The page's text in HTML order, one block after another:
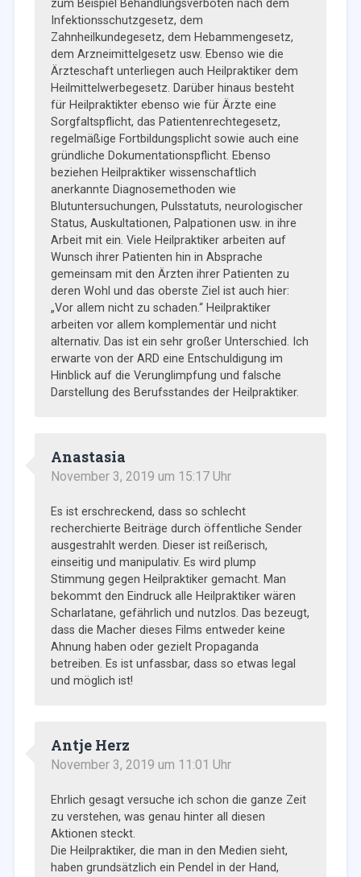
zum Beispiel Behandlungsverboten nach dem
Infektionsschutzgesetz, dem
Zahnheilkundegesetz, dem Hebammengesetz,
dem Arzneimittelgesetz usw. Ebenso wie die
Ärzteschaft unterliegen auch Heilpraktiker dem
Heilmittelwerbegesetz. Darüber hinaus besteht
für Heilpraktikter ebenso wie für Ärzte eine
Sorgfaltspflicht, das Patientenrechtegesetz,
regelmäßige Fortbildungsplicht sowie auch eine
gründliche Dokumentationspflicht. Ebenso
beziehen Heilpraktiker wissenschaftlich
anerkannte Diagnosemethoden wie
Blutuntersuchungen, Pulsstatuts, neurologischer
Status, Auskultationen, Palpationen usw. in ihre
Arbeit mit ein. Viele Heilpraktiker arbeiten auf
Wunsch ihrer Patienten hin in Absprache
gemeinsam mit den Ärzten ihrer Patienten zu
deren Wohl und das oberste Ziel ist auch hier:
„Vor allem nicht zu schaden.“ Heilpraktiker
arbeiten vor allem komplementär und nicht
alternativ. Das ist ein sehr großer Unterschied. Ich
erwarte von der ARD eine Entschuldigung im
Hinblick auf die Verunglimpfung und falsche
Darstellung des Berufsstandes der Heilpraktiker.
Anastasia
November 3, 2019 um 15:17 Uhr
Es ist erschreckend, dass so schlecht
recherchierte Beiträge durch öffentliche Sender
ausgestrahlt werden. Dieser ist reißerisch,
einseitig und manipulativ. Es wird plump
Stimmung gegen Heilpraktiker gemacht. Man
bekommt den Eindruck alle Heilpraktiker wären
Scharlatane, gefährlich und nutzlos. Das bezeugt,
dass die Macher dieses Films entweder keine
Ahnung haben oder gezielt Propaganda
betreiben. Es ist unfassbar, dass so etwas legal
und möglich ist!
Antje Herz
November 3, 2019 um 11:01 Uhr
Ehrlich gesagt versuche ich schon die ganze Zeit
zu verstehen, was genau hinter all diesen
Aktionen steckt.
Die Heilpraktiker, die man in den Medien sieht,
haben grundsätzlich ein Pendel in der Hand,